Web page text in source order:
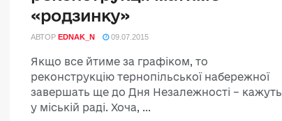
«родзинку»
АВТОР EDNAK_N 09.07.2015
Якщо все йтиме за графіком, то
реконструкцію тернопільської набережної
завершать ще до Дня Незалежності – кажуть
у міській раді. Хоча, ...